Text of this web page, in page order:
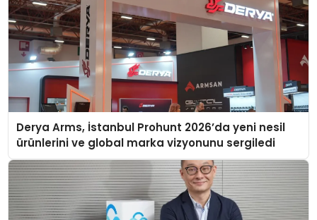
Derya Arms, İstanbul Prohunt 2026’da yeni nesil
ürünlerini ve global marka vizyonunu sergiledi